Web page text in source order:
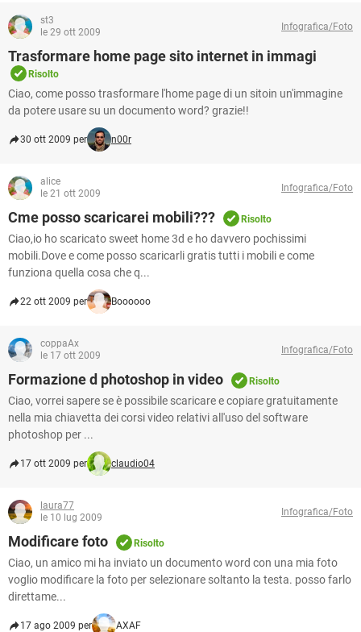
st3
le 29 ott 2009
Infografica/Foto
Trasformare home page sito internet in immagi
Risolto
Ciao, come posso trasformare l'home page di un sitoin un'immagine
da potere usare su un documento word? grazie!!
30 ott 2009 per n00r
alice
le 21 ott 2009
Infografica/Foto
Cme posso scaricarei mobili??? Risolto
Ciao,io ho scaricato sweet home 3d e ho davvero pochissimi
mobili.Dove e come posso scaricarli gratis tutti i mobili e come
funziona quella cosa che q...
22 ott 2009 per Boooooo
coppaAx
le 17 ott 2009
Infografica/Foto
Formazione d photoshop in video Risolto
Ciao, vorrei sapere se è possibile scaricare e copiare gratuitamente
nella mia chiavetta dei corsi video relativi all'uso del software
photoshop per ...
17 ott 2009 per claudio04
laura77
le 10 lug 2009
Infografica/Foto
Modificare foto Risolto
Ciao, un amico mi ha inviato un documento word con una mia foto
voglio modificare la foto per selezionare soltanto la testa. posso farlo
direttame...
17 ago 2009 per AXAF